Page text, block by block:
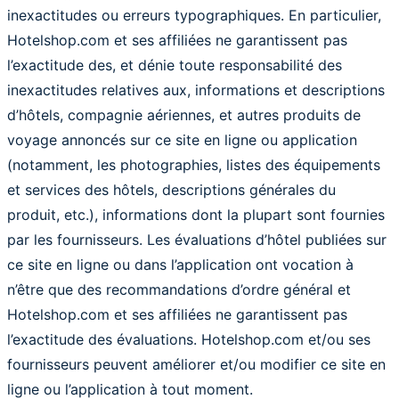
inexactitudes ou erreurs typographiques. En particulier,
Hotelshop.com et ses affiliées ne garantissent pas
l’exactitude des, et dénie toute responsabilité des
inexactitudes relatives aux, informations et descriptions
d’hôtels, compagnie aériennes, et autres produits de
voyage annoncés sur ce site en ligne ou application
(notamment, les photographies, listes des équipements
et services des hôtels, descriptions générales du
produit, etc.), informations dont la plupart sont fournies
par les fournisseurs. Les évaluations d’hôtel publiées sur
ce site en ligne ou dans l’application ont vocation à
n’être que des recommandations d’ordre général et
Hotelshop.com et ses affiliées ne garantissent pas
l’exactitude des évaluations. Hotelshop.com et/ou ses
fournisseurs peuvent améliorer et/ou modifier ce site en
ligne ou l’application à tout moment.